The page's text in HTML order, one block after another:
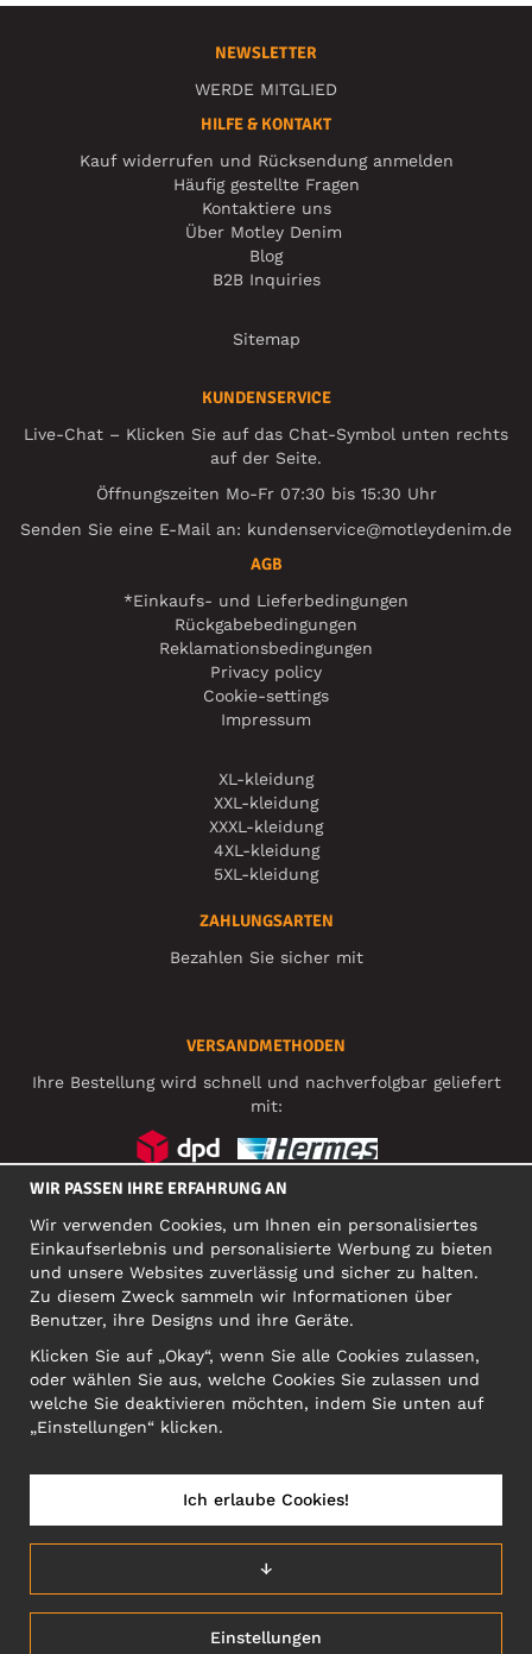
NEWSLETTER
WERDE MITGLIED
HILFE & KONTAKT
Kauf widerrufen und Rücksendung anmelden
Häufig gestellte Fragen
Kontaktiere uns
Über Motley Denim
Blog
B2B Inquiries
Sitemap
KUNDENSERVICE
Live-Chat – Klicken Sie auf das Chat-Symbol unten rechts
auf der Seite.
Öffnungszeiten Mo-Fr 07:30 bis 15:30 Uhr
Senden Sie eine E-Mail an: kundenservice@motleydenim.de
AGB
*Einkaufs- und Lieferbedingungen
Rückgabebedingungen
Reklamationsbedingungen
Privacy policy
Cookie-settings
Impressum
XL-kleidung
XXL-kleidung
XXXL-kleidung
4XL-kleidung
5XL-kleidung
ZAHLUNGSARTEN
Bezahlen Sie sicher mit
VERSANDMETHODEN
Ihre Bestellung wird schnell und nachverfolgbar geliefert
mit:
FIRMA
Narva mnt 5, EE-10117 Tallinn
Org: 12356245, VAT: EE101578318
ACHTUNG! Produktrücksendungen nicht an diese Adresse
DEUTSCHLAND/DEUTSCH (DE)
WIR PASSEN IHRE ERFAHRUNG AN
Wir verwenden Cookies, um Ihnen ein personalisiertes
Einkaufserlebnis und personalisierte Werbung zu bieten
und unsere Websites zuverlässig und sicher zu halten.
Zu diesem Zweck sammeln wir Informationen über
Benutzer, ihre Designs und ihre Geräte.
Klicken Sie auf „Okay“, wenn Sie alle Cookies zulassen,
oder wählen Sie aus, welche Cookies Sie zulassen und
welche Sie deaktivieren möchten, indem Sie unten auf
„Einstellungen“ klicken.
Einstellungen
↓
Ich erlaube Cookies!